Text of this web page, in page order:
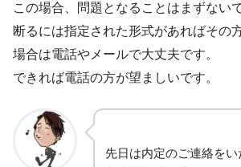
この場合、問題となることはまずない
断るには指定された形式があればその
場合は電話やメールで大丈夫です。
できれば電話の方が望ましいです。
先日は内定のご連絡を